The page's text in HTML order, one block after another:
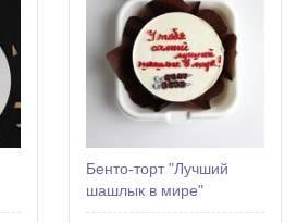
Бенто-торт "Лучший
шашлык в мире"